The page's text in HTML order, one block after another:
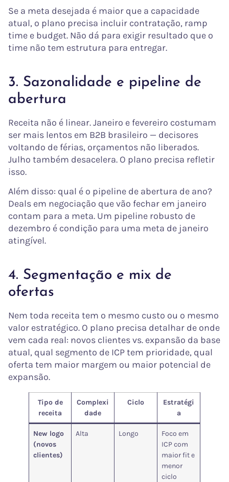
Se a meta desejada é maior que a capacidade
atual, o plano precisa incluir contratação, ramp
time e budget. Não dá para exigir resultado que o
time não tem estrutura para entregar.
3. Sazonalidade e pipeline de
abertura
Receita não é linear. Janeiro e fevereiro costumam
ser mais lentos em B2B brasileiro — decisores
voltando de férias, orçamentos não liberados.
Julho também desacelera. O plano precisa refletir
isso.
Além disso: qual é o pipeline de abertura de ano?
Deals em negociação que vão fechar em janeiro
contam para a meta. Um pipeline robusto de
dezembro é condição para uma meta de janeiro
atingível.
4. Segmentação e mix de
ofertas
Nem toda receita tem o mesmo custo ou o mesmo
valor estratégico. O plano precisa detalhar de onde
vem cada real: novos clientes vs. expansão da base
atual, qual segmento de ICP tem prioridade, qual
oferta tem maior margem ou maior potencial de
expansão.
Tipo de
receita
Complexi
dade
Ciclo
Estratégi
a
New logo
(novos
clientes)
Alta Longo
Foco em
ICP com
maior fit e
menor
ciclo